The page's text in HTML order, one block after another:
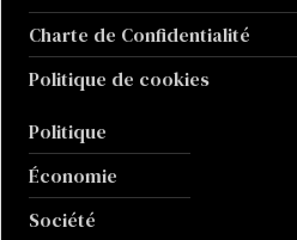
Charte de Confidentialité
Politique de cookies
Politique
Économie
Société